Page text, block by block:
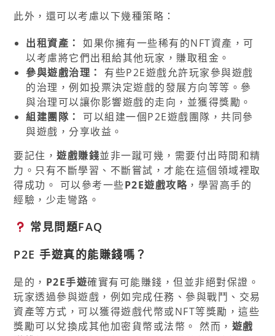
此外，還可以考慮以下幾種策略：
出租資產： 如果你擁有一些稀有的NFT資產，可
以考慮將它們出租給其他玩家，賺取租金。
參與遊戲治理：
有些P2E遊戲允許玩家參與遊戲
的治理，例如投票決定遊戲的發展方向等等。參
與治理可以讓你影響遊戲的走向，並獲得獎勵。
組建團隊：
可以組建一個P2E遊戲團隊，共同參
與遊戲，分享收益。
要記住，遊戲賺錢並非一蹴可幾，需要付出時間和精
力。只有不斷學習、不斷嘗試，才能在這個領域裡取
得成功。 可以參考一些P2E遊戲攻略 ，學習高手的
經驗，少走彎路。
常見問題FAQ
P2E 手遊真的能賺錢嗎？
是的， P2E手遊確實有可能賺錢，但並非絕對保證。
玩家透過參與遊戲，例如完成任務、參與戰鬥、交易
資產等方式，可以獲得遊戲代幣或NFT等獎勵，這些
獎勵可以兌換成其他加密貨幣或法幣。 然而， 遊戲